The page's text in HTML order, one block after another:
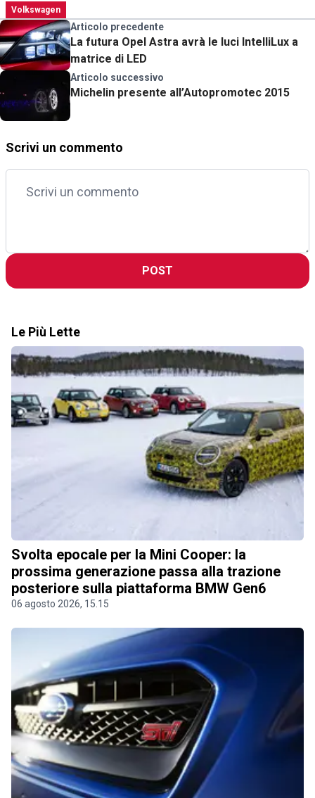
Volkswagen
Articolo precedente
La futura Opel Astra avrà le luci IntelliLux a
matrice di LED
Articolo successivo
Michelin presente all’Autopromotec 2015
Scrivi un commento
POST
Le Più Lette
Svolta epocale per la Mini Cooper: la
prossima generazione passa alla trazione
posteriore sulla piattaforma BMW Gen6
06 agosto 2026, 15.15